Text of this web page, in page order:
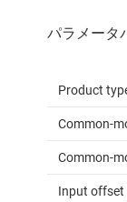
Product
Common-
Common-
Input offset